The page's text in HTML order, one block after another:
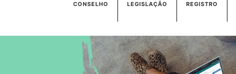
CONSELHO LEGISLAÇÃO REGISTRO